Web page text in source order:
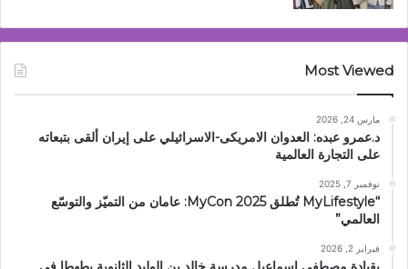
Most Viewed
مارس 24, 2026
د.عمرو عبده: العدوان الامريكى-الاسرائيلي على إيران ألقى بتبعاته
على التجارة العالمية
نوفمبر 7, 2025
“MyLifestyle تُطلق MyCon 2025: عامان من التميّز والتوسّع
العالمي”
فبراير 2, 2026